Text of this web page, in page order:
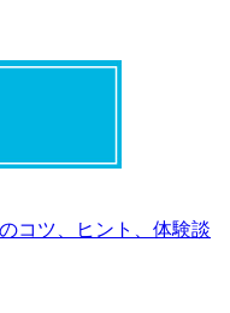
コツ、ヒント、体験談